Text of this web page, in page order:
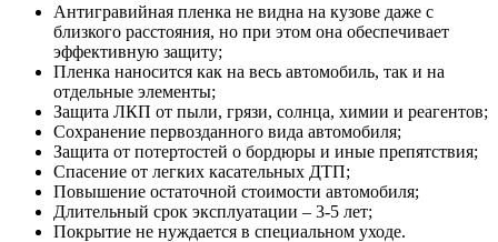
Антигравийная пленка не видна на кузове даже с
близкого расстояния, но при этом она обеспечивает
эффективную защиту;
Пленка наносится как на весь автомобиль, так и на
отдельные элементы;
Защита ЛКП от пыли, грязи, солнца, химии и реагентов;
Сохранение первозданного вида автомобиля;
Защита от потертостей о бордюры и иные препятствия;
Спасение от легких касательных ДТП;
Повышение остаточной стоимости автомобиля;
Длительный срок эксплуатации – 3-5 лет;
Покрытие не нуждается в специальном уходе.